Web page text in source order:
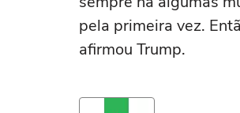
pela primeira vez.
afirmou Trump.